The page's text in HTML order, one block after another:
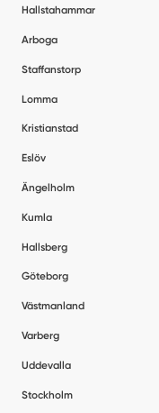
Hallstahammar
Arboga
Staffanstorp
Lomma
Kristianstad
Eslöv
Ängelholm
Kumla
Hallsberg
Göteborg
Västmanland
Varberg
Uddevalla
Stockholm